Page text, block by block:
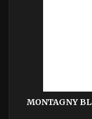
MONTAGNY